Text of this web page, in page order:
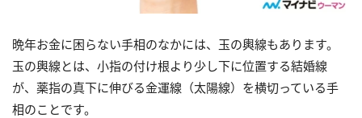
晩年お金に困らない手相のなかには、玉の輿線もあります。
玉の輿線とは、小指の付け根より少し下に位置する結婚線
が、薬指の真下に伸びる金運線（太陽線）を横切っている手
相のことです。